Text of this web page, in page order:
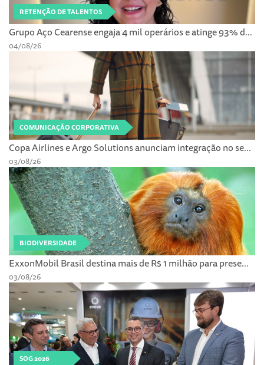
RETENÇÃO DE TALENTOS
Grupo Aço Cearense engaja 4 mil operários e atinge 93% d...
04/08/26
COMUNICAÇÃO CORPORATIVA
Copa Airlines e Argo Solutions anunciam integração no se...
03/08/26
BIODIVERSIDADE
ExxonMobil Brasil destina mais de R$ 1 milhão para prese...
03/08/26
SOG 2026